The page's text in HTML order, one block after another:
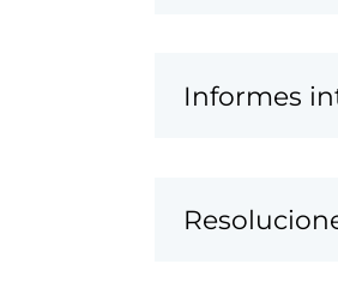
Informes